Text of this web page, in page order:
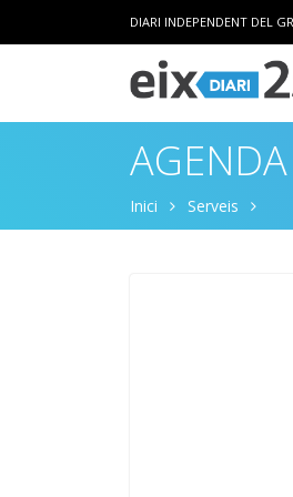
DIARI INDEPENDENT DEL
Inici Serveis